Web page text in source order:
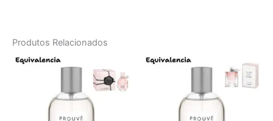
Produtos Relacionados